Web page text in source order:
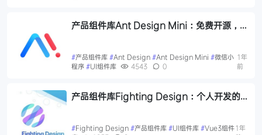
产品组件库Ant Design Mini：免费开源，
#产品组件库 #Ant Design #Ant Design Mini #微信小
程序 #UI组件库 4543 0
1年
前
产品组件库Fighting Design：个人开发的
#Fighting Design #产品组件库 #UI组件库 #Vue3组件1年